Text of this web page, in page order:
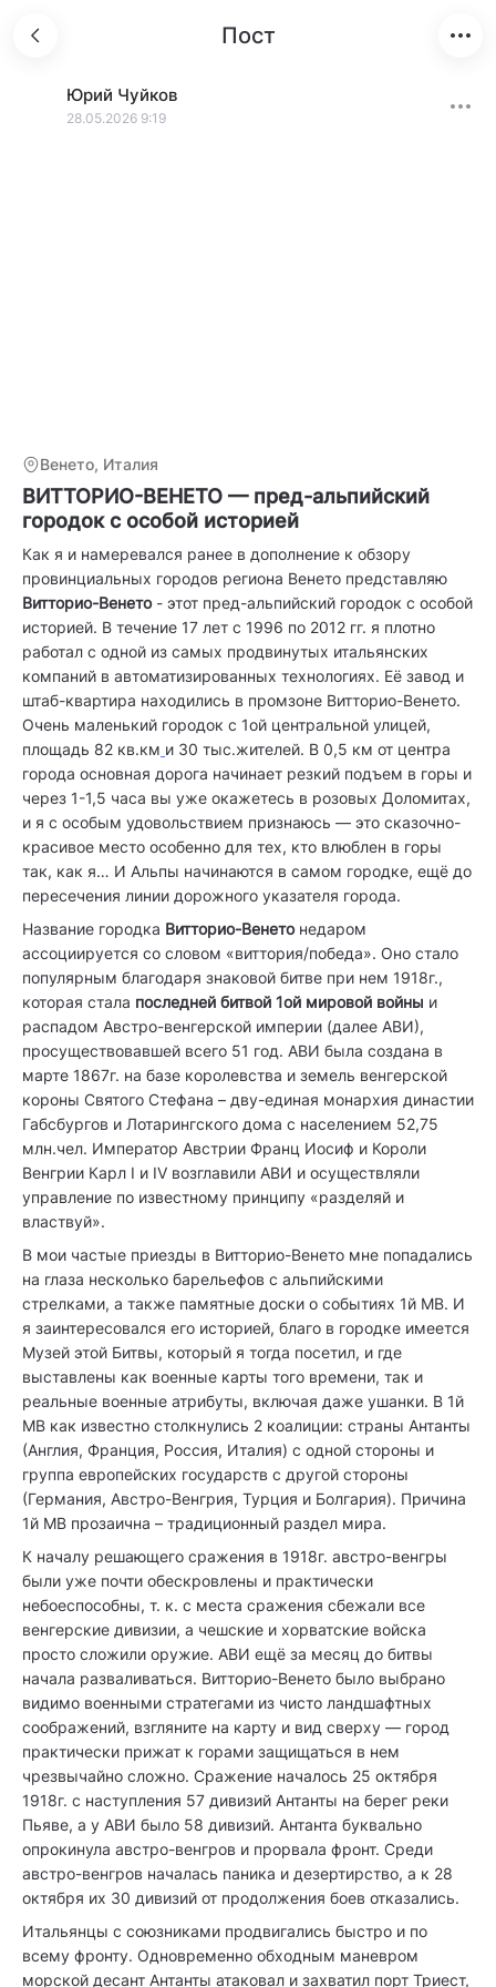
Пост
Юрий Чуйков
28.05.2026 9:19
Венето, Италия
ВИТТОРИО-ВЕНЕТО — пред-альпийский
городок с особой историей
Как я и намеревался ранее в дополнение к обзору
провинциальных городов региона Венето представляю
Витторио-Венето- этот пред-альпийский городок с особой
историей. В течение 17 лет с 1996 по 2012 гг. я плотно
работал с одной из самых продвинутых итальянских
компаний в автоматизированных технологиях. Её завод и
штаб-квартира находились в промзоне Витторио-Венето.
Очень маленький городок с 1ой центральной улицей,
площадь 82 кв.км и 30 тыс.жителей. В 0,5 км от центра
города основная дорога начинает резкий подъем в горы и
через 1-1,5 часа вы уже окажетесь в розовых Доломитах,
и я с особым удовольствием признаюсь — это сказочно-
красивое место особенно для тех, кто влюблен в горы
так, как я… И Альпы начинаются в самом городке, ещё до
пересечения линии дорожного указателя города.
Название городка Витторио-Венетонедаром
ассоциируется со словом «виттория/победа». Оно стало
популярным благодаря знаковой битве при нем 1918г.,
которая стала последней битвой 1ой мировой войны и
распадом Австро-венгерской империи (далее АВИ),
просуществовавшей всего 51 год. АВИ была создана в
марте 1867г. на базе королевства и земель венгерской
короны Святого Стефана – дву-единая монархия династии
Габсбургов и Лотарингского дома с населением 52,75
млн.чел. Император Австрии Франц Иосиф и Короли
Венгрии Карл I и IV возглавили АВИ и осуществляли
управление по известному принципу «разделяй и
властвуй».
В мои частые приезды в Витторио-Венето мне попадались
на глаза несколько барельефов с альпийскими
стрелками, а также памятные доски о событиях 1й МВ. И
я заинтересовался его историей, благо в городке имеется
Музей этой Битвы, который я тогда посетил, и где
выставлены как военные карты того времени, так и
реальные военные атрибуты, включая даже ушанки. В 1й
МВ как известно столкнулись 2 коалиции: страны Антанты
(Англия, Франция, Россия, Италия) с одной стороны и
группа европейских государств с другой стороны
(Германия, Австро-Венгрия, Турция и Болгария). Причина
1й МВ прозаична – традиционный раздел мира.
К началу решающего сражения в 1918г. австро-венгры
были уже почти обескровлены и практически
небоеспособны, т. к. с места сражения сбежали все
венгерские дивизии, а чешские и хорватские войска
просто сложили оружие. АВИ ещё за месяц до битвы
начала разваливаться. Витторио-Венето было выбрано
видимо военными стратегами из чисто ландшафтных
соображений, взгляните на карту и вид сверху — город
практически прижат к горами защищаться в нем
чрезвычайно сложно. Сражение началось 25 октября
1918г. с наступления 57 дивизий Антанты на берег реки
Пьяве, а у АВИ было 58 дивизий. Антанта буквально
опрокинула австро-венгров и прорвала фронт. Среди
австро-венгров началась паника и дезертирство, а к 28
октября их 30 дивизий от продолжения боев отказались.
Итальянцы с союзниками продвигались быстро и по
всему фронту. Одновременно обходным маневром
морской десант Антанты атаковал и захватил порт Триест,